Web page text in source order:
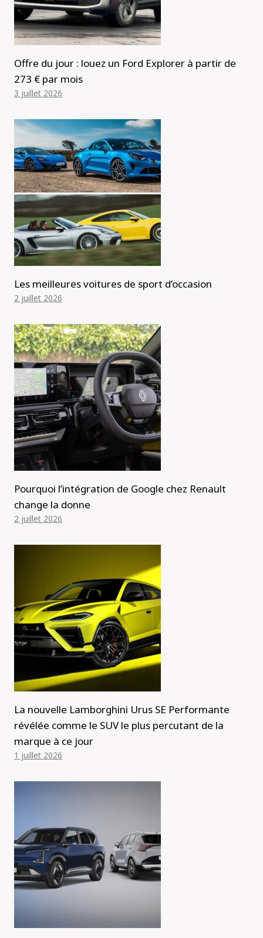
Offre du jour : louez un Ford Explorer à partir de
273 € par mois
3 juillet 2026
Les meilleures voitures de sport d’occasion
2 juillet 2026
Pourquoi l’intégration de Google chez Renault
change la donne
2 juillet 2026
La nouvelle Lamborghini Urus SE Performante
révélée comme le SUV le plus percutant de la
marque à ce jour
1 juillet 2026